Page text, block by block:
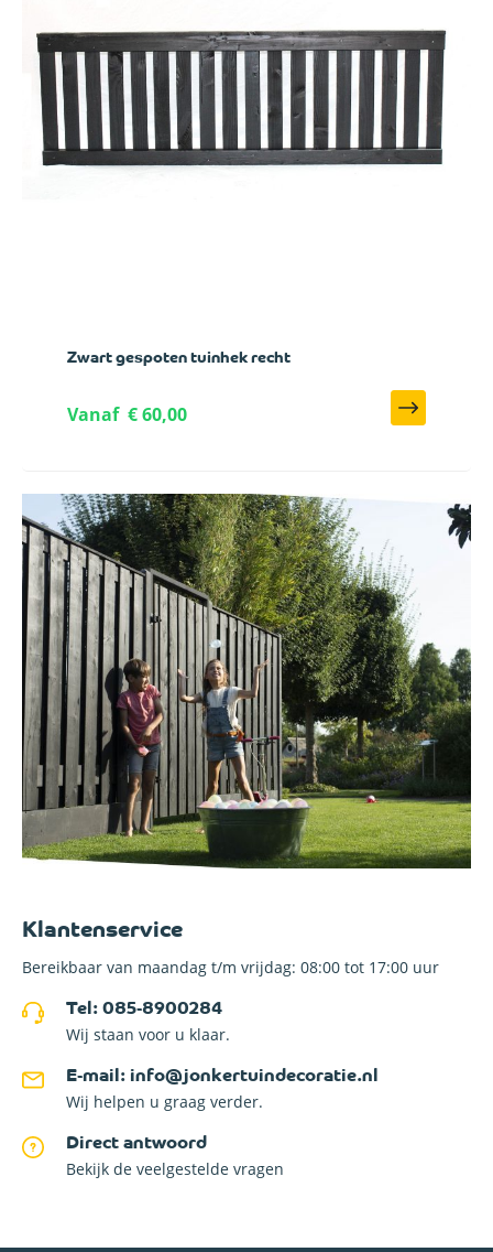
Zwart gespoten tuinhek recht
€ 60,00
Vanaf
Klantenservice
Bereikbaar van maandag t/m vrijdag: 08:00 tot 17:00 uur
Tel: 085-8900284
Wij staan voor u klaar.
E-mail: info@jonkertuindecoratie.nl
Wij helpen u graag verder.
Direct antwoord
Bekijk de veelgestelde vragen